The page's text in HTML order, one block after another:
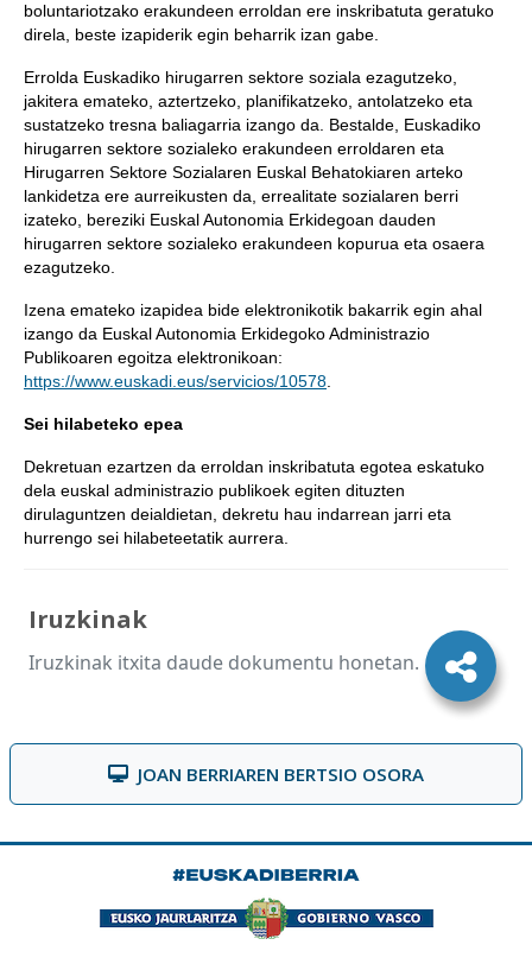
boluntariotzako erakundeen erroldan ere inskribatuta geratuko
direla, beste izapiderik egin beharrik izan gabe.
Errolda Euskadiko hirugarren sektore soziala ezagutzeko,
jakitera emateko, aztertzeko, planifikatzeko, antolatzeko eta
sustatzeko tresna baliagarria izango da. Bestalde, Euskadiko
hirugarren sektore sozialeko erakundeen erroldaren eta
Hirugarren Sektore Sozialaren Euskal Behatokiaren arteko
lankidetza ere aurreikusten da, errealitate sozialaren berri
izateko, bereziki Euskal Autonomia Erkidegoan dauden
hirugarren sektore sozialeko erakundeen kopurua eta osaera
ezagutzeko.
Izena emateko izapidea bide elektronikotik bakarrik egin ahal
izango da Euskal Autonomia Erkidegoko Administrazio
Publikoaren egoitza elektronikoan:
https://www.euskadi.eus/servicios/10578
Sei hilabeteko epea
Dekretuan ezartzen da erroldan inskribatuta egotea eskatuko
dela euskal administrazio publikoek egiten dituzten
dirulaguntzen deialdietan, dekretu hau indarrean jarri eta
hurrengo sei hilabeteetatik aurrera.
Iruzkinak
Iruzkinak itxita daude dokumentu honetan.
JOAN BERRIAREN BERTSIO OSORA